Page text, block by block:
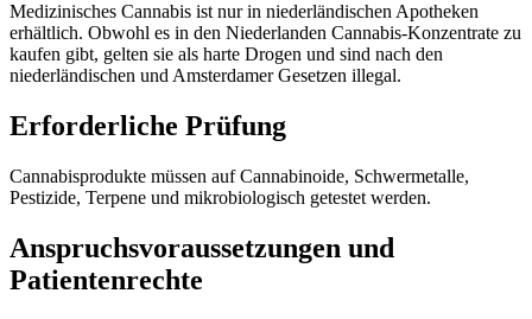
Medizinisches Cannabis ist nur in niederländischen Apotheken
erhältlich. Obwohl es in den Niederlanden Cannabis-Konzentrate zu
kaufen gibt, gelten sie als harte Drogen und sind nach den
niederländischen und Amsterdamer Gesetzen illegal.
Erforderliche Prüfung
Cannabisprodukte müssen auf Cannabinoide, Schwermetalle,
Pestizide, Terpene und mikrobiologisch getestet werden.
Anspruchsvoraussetzungen und
Patientenrechte